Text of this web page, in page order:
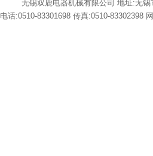
无锡双鹿电器机械有限公司 地址:无
电话:0510-83301698 传真:0510-83302398